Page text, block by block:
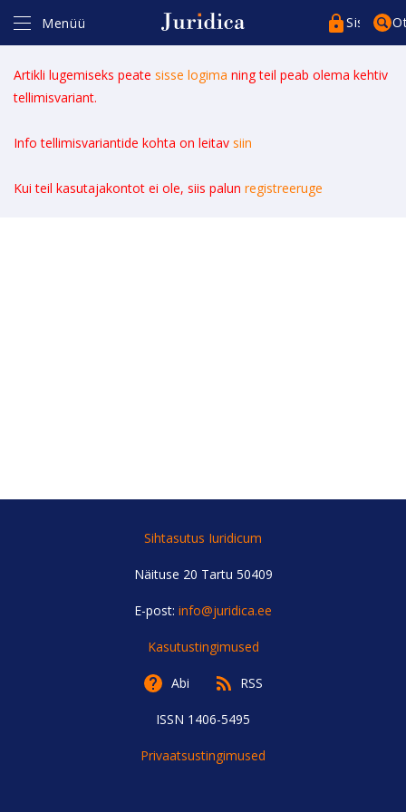
Menüü Sisenege
Artikli lugemiseks peate sisse logima ning teil peab olema kehtiv
tellimisvariant.
Info tellimisvariantide kohta on leitav siin
Kui teil kasutajakontot ei ole, siis palun registreeruge
Kasutajakonto*
Sihtasutus Iuridicum
Näituse 20 Tartu 50409
E-post: info@juridica.ee
Kasutustingimused
Abi RSS
ISSN 1406-5495
Privaatsustingimused